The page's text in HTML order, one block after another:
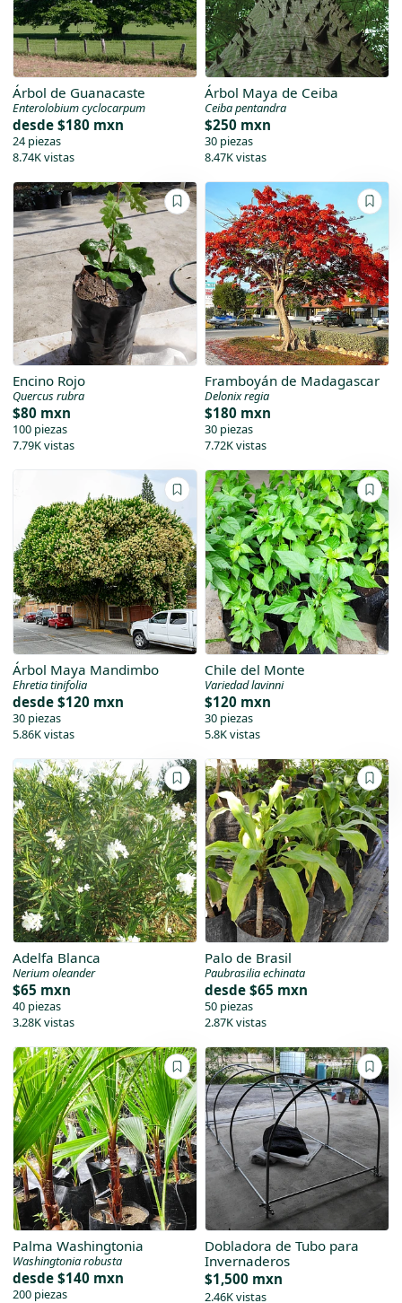
Árbol de Guanacaste
Enterolobium cyclocarpum
desde $180 mxn
24 piezas
8.74K vistas
Árbol Maya de Ceiba
Ceiba pentandra
$250 mxn
30 piezas
8.47K vistas
Encino Rojo
Quercus rubra
$80 mxn
100 piezas
7.79K vistas
Framboyán de Madagascar
Delonix regia
$180 mxn
30 piezas
7.72K vistas
Árbol Maya Mandimbo
Ehretia tinifolia
desde $120 mxn
30 piezas
5.86K vistas
Chile del Monte
Variedad lavinni
$120 mxn
30 piezas
5.8K vistas
Adelfa Blanca
Nerium oleander
$65 mxn
40 piezas
3.28K vistas
Palo de Brasil
Paubrasilia echinata
desde $65 mxn
50 piezas
2.87K vistas
Palma Washingtonia
Washingtonia robusta
desde $140 mxn
200 piezas
Dobladora de Tubo para
Invernaderos
$1,500 mxn
2.46K vistas